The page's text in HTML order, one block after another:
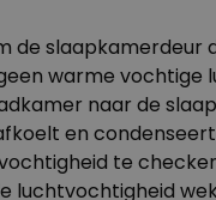
de slaapkamerdeur
warme vochtige
naar de
en
te
luchtvochtigheid